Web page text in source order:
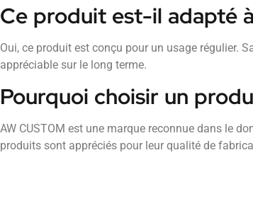
Ce produit est-il adapté
Oui, ce produit est conçu pour un usage régulier.
appréciable sur le long terme.
Pourquoi choisir un
AW CUSTOM est une marque reconnue dans le
produits sont appréciés pour leur qualité de